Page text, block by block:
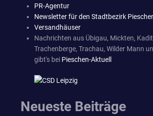
PR-Agentur
Newsletter für den Stadtbezirk
Versandhäuser
Nachrichten aus Übigau, Mickten,
Trachenberge, Trachau, Wilder Mann
gibt's bei Pieschen-Aktuell
Neueste Beiträge